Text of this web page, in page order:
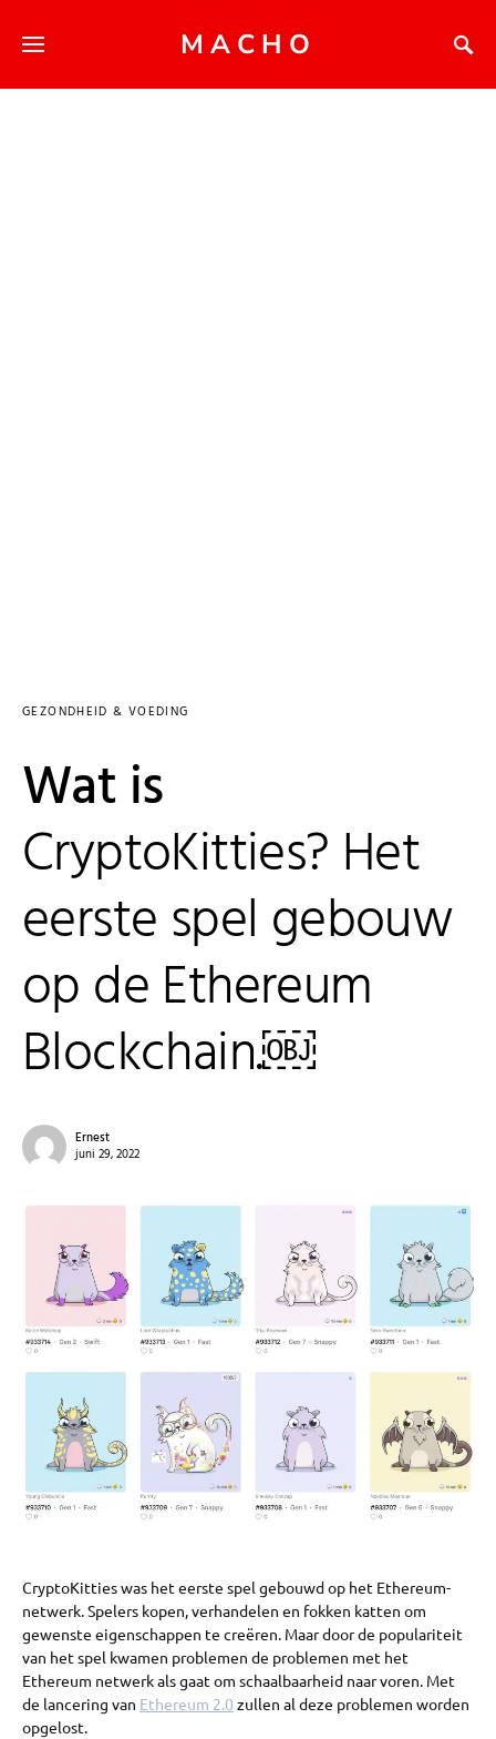
MACHO
GEZONDHEID & VOEDING
Wat is
CryptoKitties? Het
eerste spel gebouw
op de Ethereum
Blockchain.￼
Ernest
juni 29, 2022
CryptoKitties was het eerste spel gebouwd op het Ethereum-
netwerk. Spelers kopen, verhandelen en fokken katten om
gewenste eigenschappen te creëren. Maar door de populariteit
van het spel kwamen problemen de problemen met het
Ethereum netwerk als gaat om schaalbaarheid naar voren. Met
de lancering van Ethereum 2.0 zullen al deze problemen worden
opgelost.